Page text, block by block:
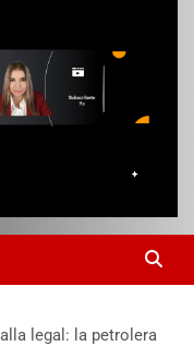
legal: la petrolera